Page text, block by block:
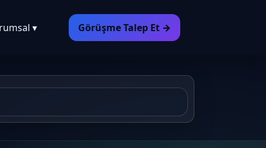
▾ Görüşme Talep Et →